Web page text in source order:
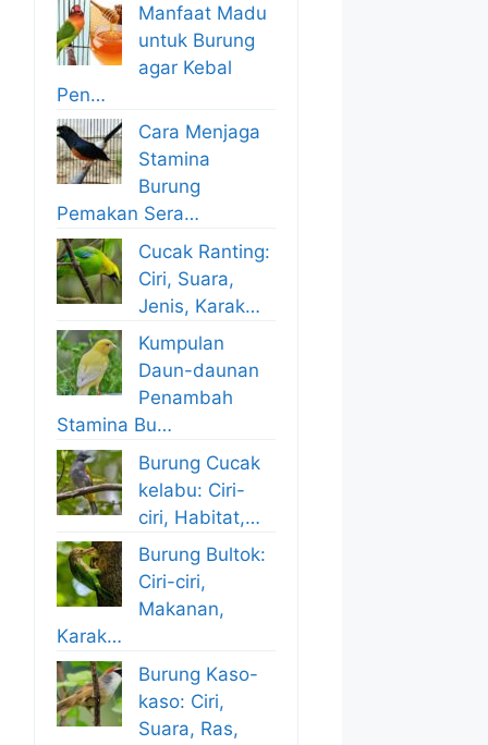
Manfaat Madu
untuk Burung
agar Kebal
Pen…
Cara Menjaga
Stamina
Burung
Pemakan Sera…
Cucak Ranting:
Ciri, Suara,
Jenis, Karak…
Kumpulan
Daun-daunan
Penambah
Stamina Bu…
Burung Cucak
kelabu: Ciri-
ciri, Habitat,…
Burung Bultok:
Ciri-ciri,
Makanan,
Karak…
Burung Kaso-
kaso: Ciri,
Suara, Ras,